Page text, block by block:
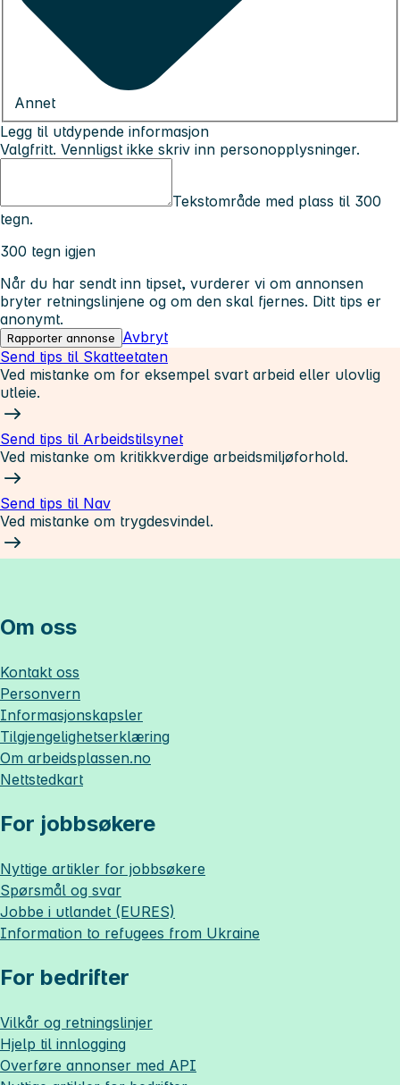
Annet
Legg til utdypende informasjon
Valgfritt. Vennligst ikke skriv inn personopplysninger.
Tekstområde med plass til 300
tegn.
300 tegn igjen
Når du har sendt inn tipset, vurderer vi om annonsen
bryter retningslinjene og om den skal fjernes. Ditt tips er
anonymt.
Rapporter annonse
Avbryt
Send tips til Skatteetaten
Ved mistanke om for eksempel svart arbeid eller ulovlig
utleie.
Send tips til Arbeidstilsynet
Ved mistanke om kritikkverdige arbeidsmiljøforhold.
Send tips til Nav
Ved mistanke om trygdesvindel.
Om oss
Kontakt oss
Personvern
Informasjonskapsler
Tilgjengelighetserklæring
Om arbeidsplassen.no
Nettstedkart
For jobbsøkere
Nyttige artikler for jobbsøkere
Spørsmål og svar
Jobbe i utlandet (EURES)
Information to refugees from Ukraine
For bedrifter
Vilkår og retningslinjer
Hjelp til innlogging
Overføre annonser med API